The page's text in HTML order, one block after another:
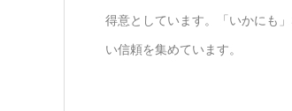
得意としています。「いかにも
い信頼を集めています。